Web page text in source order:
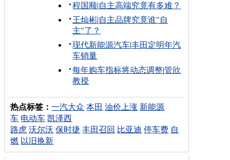
程国顺|自主高端究竟有多难？
王灿彬|自主品牌究竟谁"自
主"了？
现代新能源汽车|丰田定明年汽
车销量
每年购车指标将动态调整|管欣
教授
热点标签：一汽大众 本田 油价上涨 新能源
车 电动车 凯泽西
路虎 沃尔沃 保时捷 丰田召回 比亚迪 停车费 自
燃 以旧换新